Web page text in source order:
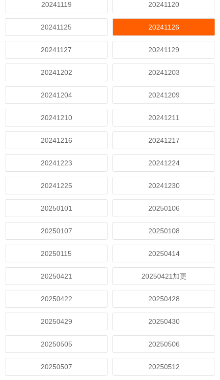
20241119 20241120
20241125 20241126
20241127 20241129
20241202 20241203
20241204 20241209
20241210 20241211
20241216 20241217
20241223 20241224
20241225 20241230
20250101 20250106
20250107 20250108
20250115 20250414
20250421 20250421加更
20250422 20250428
20250429 20250430
20250505 20250506
20250507 20250512